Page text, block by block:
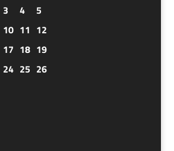
3 4
5
10 11 12
17 18 19
24 25 26